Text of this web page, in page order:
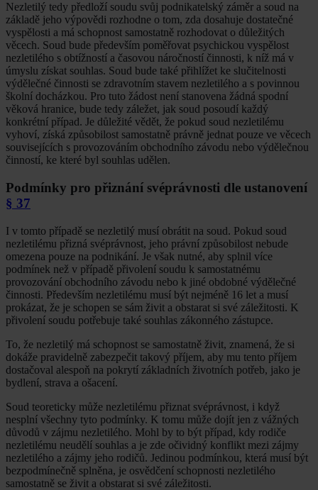
Nezletilý tedy předloží soudu svůj podnikatelský záměr a soud na
základě jeho výpovědi rozhodne o tom, zda dosahuje dostatečné
vyspělosti a má schopnost samostatně rozhodovat o důležitých
věcech. Soud bude především poměřovat psychickou vyspělost
nezletilého s obtížností a časovou náročností činnosti, k níž má v
úmyslu získat souhlas. Soud bude také přihlížet ke slučitelnosti
výdělečné činnosti se zdravotním stavem nezletilého a s povinnou
školní docházkou. Pro tuto žádost není stanovena žádná spodní
věková hranice, bude tedy záležet, jak soud posoudí každý
konkrétní případ. Je důležité vědět, že pokud soud nezletilému
vyhoví, získá způsobilost samostatně právně jednat pouze ve věcech
souvisejících s provozováním obchodního závodu nebo výdělečnou
činností, ke které byl souhlas udělen.
Podmínky pro přiznání svéprávnosti dle ustanovení
§ 37
I v tomto případě se nezletilý musí obrátit na soud. Pokud soud
nezletilému přizná svéprávnost, jeho právní způsobilost nebude
omezena pouze na podnikání. Je však nutné, aby splnil více
podmínek než v případě přivolení soudu k samostatnému
provozování obchodního závodu nebo k jiné obdobné výdělečné
činnosti. Především nezletilému musí být nejméně 16 let a musí
prokázat, že je schopen se sám živit a obstarat si své záležitosti. K
přivolení soudu potřebuje také souhlas zákonného zástupce.
To, že nezletilý má schopnost se samostatně živit, znamená, že si
dokáže pravidelně zabezpečit takový příjem, aby mu tento příjem
dostačoval alespoň na pokrytí základních životních potřeb, jako je
bydlení, strava a ošacení.
Soud teoreticky může nezletilému přiznat svéprávnost, i když
nesplní všechny tyto podmínky. K tomu může dojít jen z vážných
důvodů v zájmu nezletilého. Mohl by to být případ, kdy rodiče
nezletilému neudělí souhlas a je zde očividný konflikt mezi zájmy
nezletilého a zájmy jeho rodičů. Jedinou podmínkou, která musí být
bezpodmínečně splněna, je osvědčení schopnosti nezletilého
samostatně se živit a obstarat si své záležitosti.